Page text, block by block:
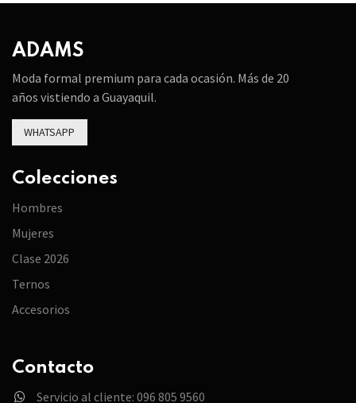
ADAMS
Moda formal premium para cada ocasión. Más de 20
años vistiendo a Guayaquil.
WHATSAPP
Colecciones
Hombres
Mujeres
Clase 2026
Ternos
Accesorios
Contacto
Servicio al cliente: 096 805 9560